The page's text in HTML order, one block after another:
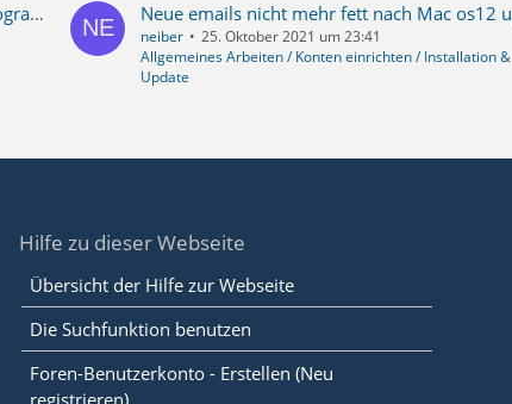
Lassen sich E-Mail Backups ohne E-Mail-Programm durchsuchen?
neiber
25. Oktober 2021 um 23:41
Allgemeines Arbeiten / Konten einrichten / Installation &
Update
Hilfe zu dieser Webseite
Übersicht der Hilfe zur Webseite
Die Suchfunktion benutzen
Foren-Benutzerkonto - Erstellen (Neu